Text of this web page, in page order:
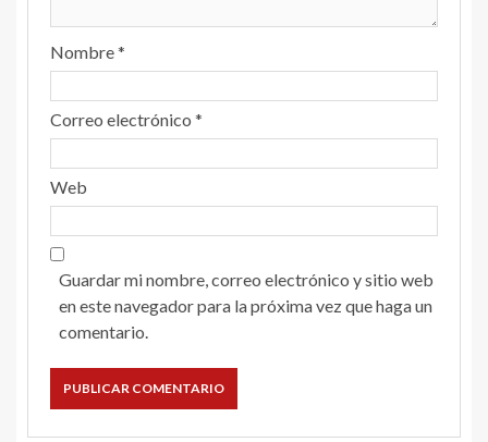
Nombre*
Correo electrónico *
Web
Guardar mi nombre, correo electrónico y sitio web
en este navegador para la próxima vez que haga un
comentario.